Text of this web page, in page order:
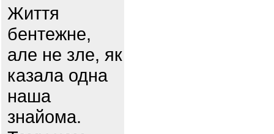
Життя
бентежне,
але не зле, як
казала одна
наша
знайома.